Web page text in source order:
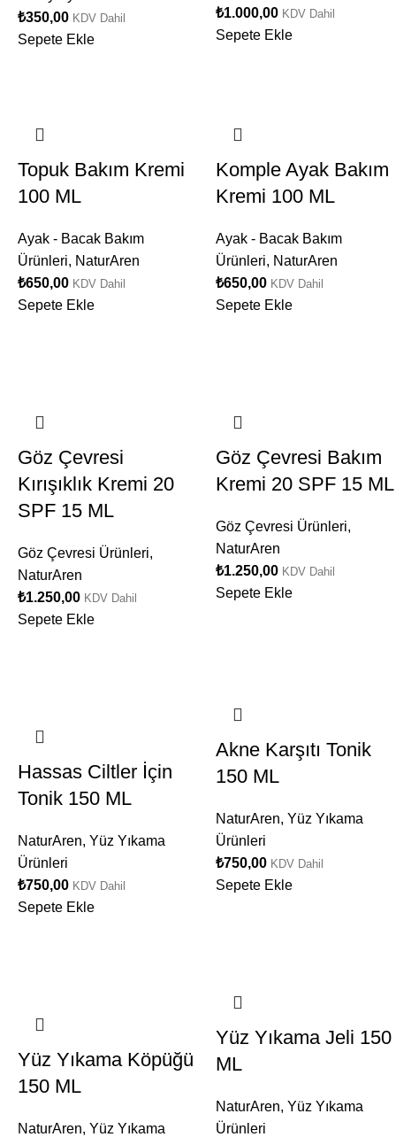
₺350,00 KDV Dahil
Sepete Ekle
₺1.000,00 KDV Dahil
Sepete Ekle
Topuk Bakım Kremi
100 ML
Ayak - Bacak Bakım
Ürünleri, NaturAren
₺650,00 KDV Dahil
Sepete Ekle
Komple Ayak Bakım
Kremi 100 ML
Ayak - Bacak Bakım
Ürünleri, NaturAren
₺650,00 KDV Dahil
Sepete Ekle
Göz Çevresi
Kırışıklık Kremi 20
SPF 15 ML
Göz Çevresi Ürünleri,
NaturAren
₺1.250,00 KDV Dahil
Sepete Ekle
Göz Çevresi Bakım
Kremi 20 SPF 15 ML
Göz Çevresi Ürünleri,
NaturAren
₺1.250,00 KDV Dahil
Sepete Ekle
Hassas Ciltler İçin
Tonik 150 ML
NaturAren, Yüz Yıkama
Ürünleri
₺750,00 KDV Dahil
Sepete Ekle
Akne Karşıtı Tonik
150 ML
NaturAren, Yüz Yıkama
Ürünleri
₺750,00 KDV Dahil
Sepete Ekle
Yüz Yıkama Köpüğü
150 ML
NaturAren, Yüz Yıkama
Yüz Yıkama Jeli 150
ML
NaturAren, Yüz Yıkama
Ürünleri